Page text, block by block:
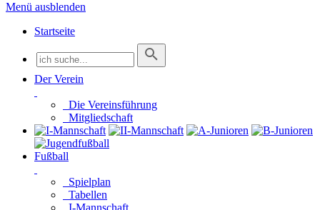
Menü ausblenden
Startseite
Der Verein
Die Vereinsführung
Mitgliedschaft
Fußball
Spielplan
Tabellen